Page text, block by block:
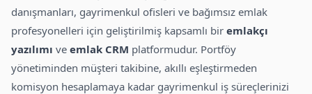
danışmanları, gayrimenkul ofisleri ve bağımsız emlak
profesyonelleri için geliştirilmiş kapsamlı bir emlakçı
yazılımı ve emlak CRM platformudur. Portföy
yönetiminden müşteri takibine, akıllı eşleştirmeden
komisyon hesaplamaya kadar gayrimenkul iş süreçlerinizi